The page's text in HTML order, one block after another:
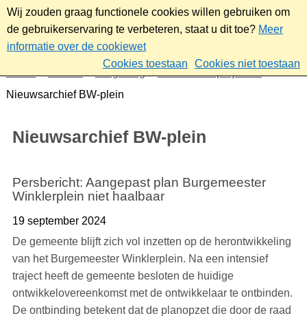
Wij zouden graag functionele cookies willen gebruiken om
de gebruikerservaring te verbeteren, staat u dit toe? Meer
informatie over de cookiewet
Cookies toestaan
Cookies niet toestaan
Omgeving
Plannen en projecten
Nieuwsarchief BW-plein
Nieuwsarchief BW-plein
Persbericht: Aangepast plan Burgemeester
Winklerplein niet haalbaar
19 september 2024
De gemeente blijft zich vol inzetten op de herontwikkeling
van het Burgemeester Winklerplein. Na een intensief
traject heeft de gemeente besloten de huidige
ontwikkelovereenkomst met de ontwikkelaar te ontbinden.
De ontbinding betekent dat de planopzet die door de raad